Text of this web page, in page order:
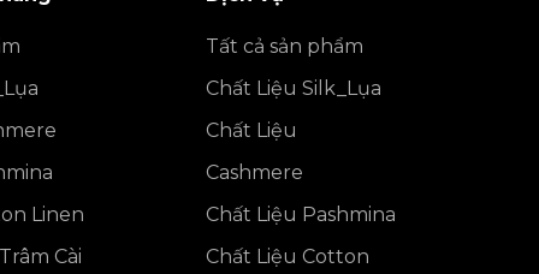
Linen
Cài
Tất cả sản phẩm
Chất Liệu Silk_Lụa
Chất Liệu
Cashmere
Chất Liệu Pashmina
Chất Liệu Cotton